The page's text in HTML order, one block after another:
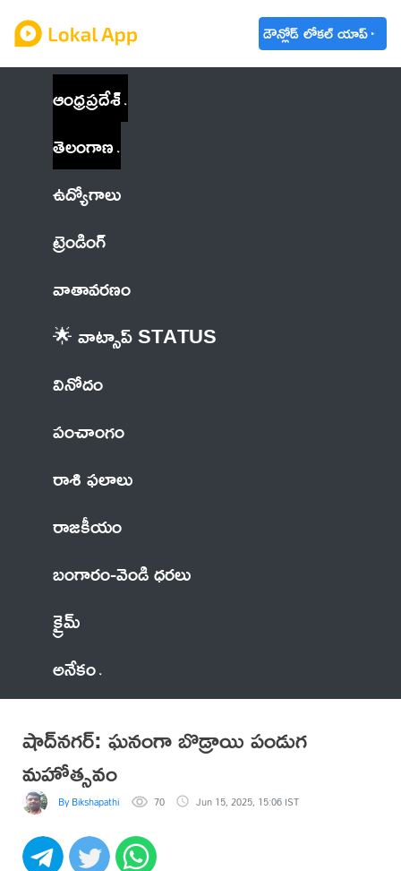
డౌన్లోడ్ లోకల్ యాప్
ఆంధ్రప్రదేశ్
తెలంగాణ
ఉద్యోగాలు
ట్రెండింగ్
వాతావరణం
🌟 వాట్సాప్ STATUS
వినోదం
పంచాంగం
రాశి ఫలాలు
రాజకీయం
బంగారం-వెండి ధరలు
క్రైమ్
అనేకం
షాద్‌నగర్: ఘనంగా బొడ్రాయి పండుగ
మహోత్సవం
By Bikshapathi 70 Jun 15, 2025, 15:06 IST